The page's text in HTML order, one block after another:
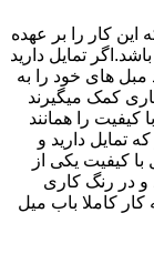
کار را بر عهده
تمایل دارید
های خود را به
کمک میگیرند
کیفیت را همانند
تمایل دارید و
کیفیت یکی از
در رنگ کاری
کار کاملا باب میل